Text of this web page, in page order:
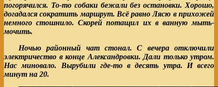
погорячился. То-то собаки бежали без остановки. Хорошо,
догадался сократить маршрут. Всё равно Лясю в прихожей
немного стошнило. Скорей потащил их в ванную мыть-
мочить.
Ночью районный чат стонал. С вечера отключили
электричество в конце Александровки. Дали только утром.
Нас миновало. Вырубили где-то в десять утра. И всего
минут на 20.